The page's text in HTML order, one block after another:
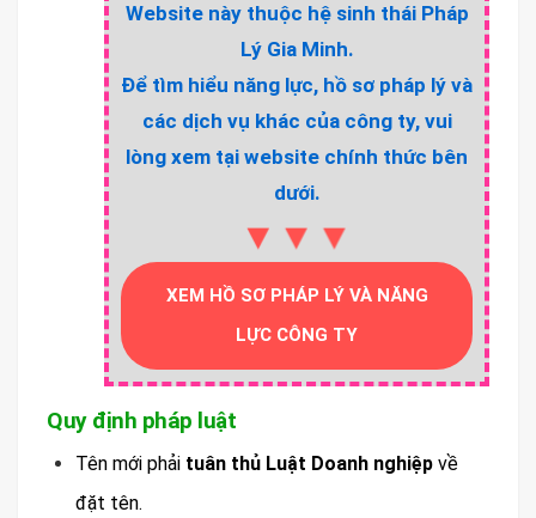
Website này thuộc hệ sinh thái Pháp
Lý Gia Minh.
Để tìm hiểu năng lực, hồ sơ pháp lý và
các dịch vụ khác của công ty, vui
lòng xem tại website chính thức bên
dưới.
▼▼▼
XEM HỒ SƠ PHÁP LÝ VÀ NĂNG
LỰC CÔNG TY
Quy định pháp luật
Tên mới phải tuân thủ Luật Doanh nghiệp về
đặt tên.